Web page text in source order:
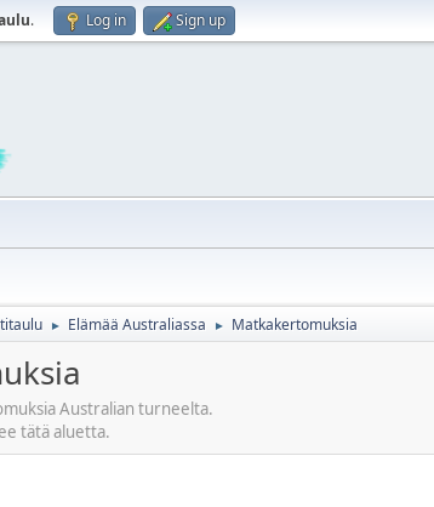
. Log in Sign up
► Elämää Australiassa ► Matkakertomuksia
Australian turneelta.
tätä aluetta.